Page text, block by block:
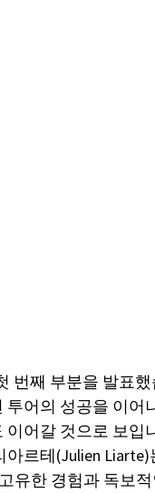
번째 부분을 발표
어의 성공을 이어
어갈 것으로 보입
르테(Julien
유한 경험과 독보